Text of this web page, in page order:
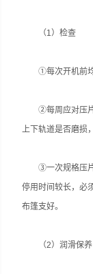
（1）检查
①每次开机前均
②每周应对压片
上下轨道是否磨损
③一次规格压片
停用时间较长，必
布篷支好。
（2）润滑保养